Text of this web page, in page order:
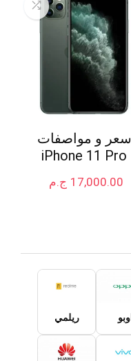
سعر و مواصفات
iPhone 11 Pro
ج.م 17,000.00
اوبو ريلمي